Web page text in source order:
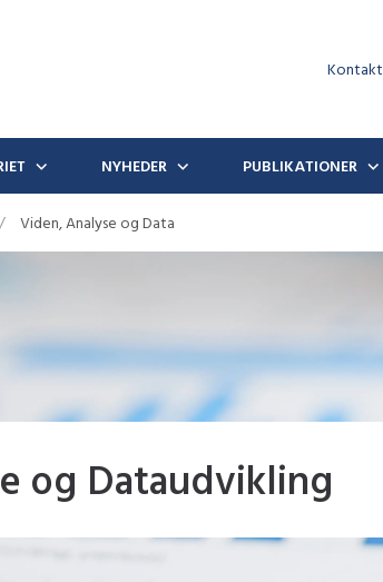
Kontakt
NYHEDER PUBLIKATIONER
Viden, Analyse og Data
og Dataudvikling